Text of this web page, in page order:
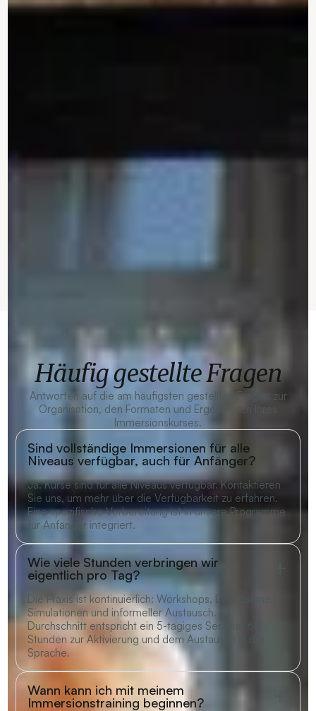
Häufig gestellte Fragen
Antworten auf die am häufigsten gestellten Fragen zur
Organisation, den Formaten und Ergebnissen Ihres
Immersionskurses.
Sind vollständige Immersionen für alle
Niveaus verfügbar, auch für Anfänger?
Ja. Kurse sind für alle Niveaus verfügbar. Kontaktieren
Sie uns, um mehr über die Verfügbarkeit zu erfahren.
Eine spezifische Vorbereitung ist in unsere Programme
für Anfänger integriert.
Wie viele Stunden verbringen wir
eigentlich pro Tag?
Die Praxis ist kontinuierlich: Workshops, Diskussionen,
Simulationen und informeller Austausch. Im
Durchschnitt entspricht ein 5-tägiges Seminar 60
Stunden zur Aktivierung und dem Austausch in der
Sprache.
Wann kann ich mit meinem
Immersionstraining beginnen?